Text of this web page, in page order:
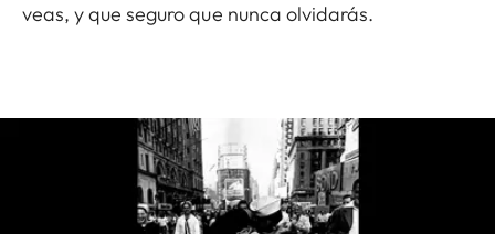
veas, y que seguro que nunca olvidarás.